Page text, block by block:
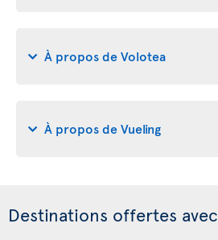
À propos de Volotea
À propos de Vueling
Destinations offertes avec